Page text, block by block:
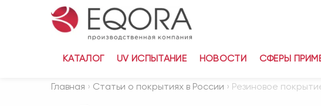
КАТАЛОГ UV ИСПЫТАНИЕ НОВОСТИ СФЕРЫ
Главная › Статьи о покрытиях в России › Резиновое